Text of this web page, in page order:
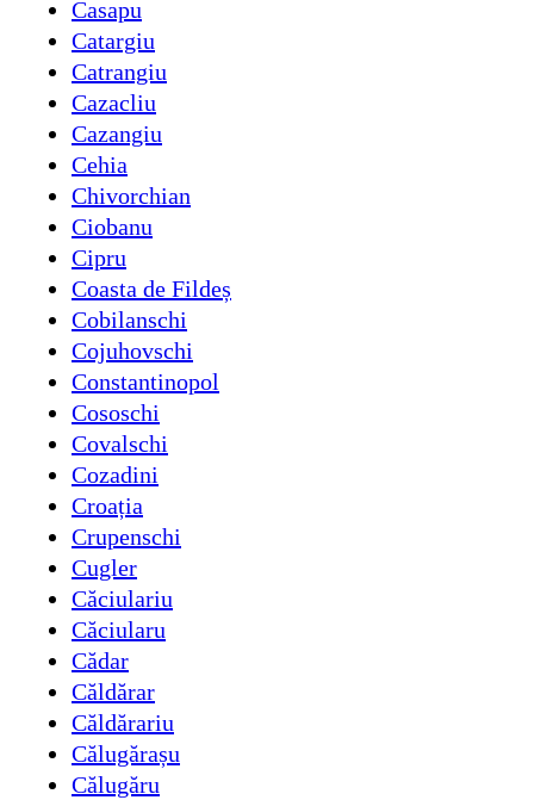
Casapu
Catargiu
Catrangiu
Cazacliu
Cazangiu
Cehia
Chivorchian
Ciobanu
Cipru
Coasta de Fildeș
Cobilanschi
Cojuhovschi
Constantinopol
Cososchi
Covalschi
Cozadini
Croația
Crupenschi
Cugler
Căciulariu
Căciularu
Cădar
Căldărar
Căldărariu
Călugărașu
Călugăru